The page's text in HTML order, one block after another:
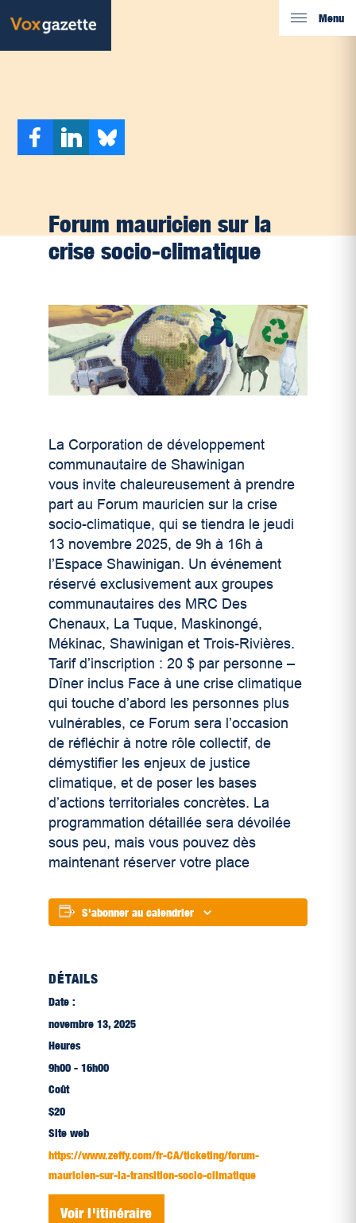
Menu
Forum mauricien sur la
crise socio-climatique
La Corporation de développement
communautaire de Shawinigan
vous invite chaleureusement à prendre
part au Forum mauricien sur la crise
socio-climatique, qui se tiendra le jeudi
13 novembre 2025, de 9h à 16h à
l’Espace Shawinigan. Un événement
réservé exclusivement aux groupes
communautaires des MRC Des
Chenaux, La Tuque, Maskinongé,
Mékinac, Shawinigan et Trois-Rivières.
Tarif d’inscription : 20 $ par personne –
Dîner inclus Face à une crise climatique
qui touche d’abord les personnes plus
vulnérables, ce Forum sera l’occasion
de réfléchir à notre rôle collectif, de
démystifier les enjeux de justice
climatique, et de poser les bases
d’actions territoriales concrètes. La
programmation détaillée sera dévoilée
sous peu, mais vous pouvez dès
maintenant réserver votre place
S'abonner au calendrier
DÉTAILS
Date :
novembre 13, 2025
Heures
9h00 - 16h00
Coût
$20
Site web
https://www.zeffy.com/fr-CA/ticketing/forum-
mauricien-sur-la-transition-socio-climatique
Voir l'itinéraire